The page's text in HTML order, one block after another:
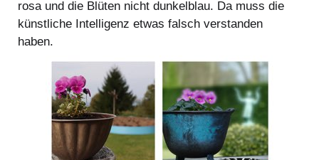
rosa und die Blüten nicht dunkelblau. Da muss die
künstliche Intelligenz etwas falsch verstanden
haben.